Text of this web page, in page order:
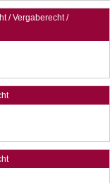
/ Vergaberecht /